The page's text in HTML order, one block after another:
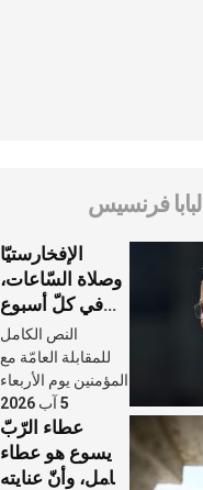
البابا فرنسيس
الإفخارستيّا
وصلاة السّاعات،
في كلّ أسبوع
وكلّ يوم، هما
النَّفَس في حياة
الكنيسة
النص الكامل
للمقابلة العامّة مع
المؤمنين يوم الأربعاء
5 آب 2026
عطاء الرّبّ
يسوع هو عطاء
شامل، وأنّ عنايته